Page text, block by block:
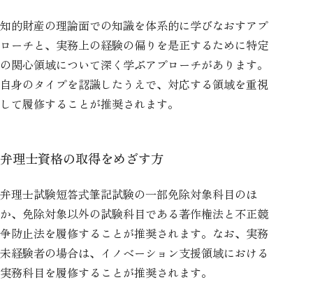
知的財産の理論面での知識を体系的に学びなおすアプ
ローチと、実務上の経験の偏りを是正するために特定
の関心領域について深く学ぶアプローチがあります。
自身のタイプを認識したうえで、対応する領域を重視
して履修することが推奨されます。
弁理士資格の取得をめざす方
弁理士試験短答式筆記試験の一部免除対象科目のほ
か、免除対象以外の試験科目である著作権法と不正競
争防止法を履修することが推奨されます。なお、実務
未経験者の場合は、イノベーション支援領域における
実務科目を履修することが推奨されます。